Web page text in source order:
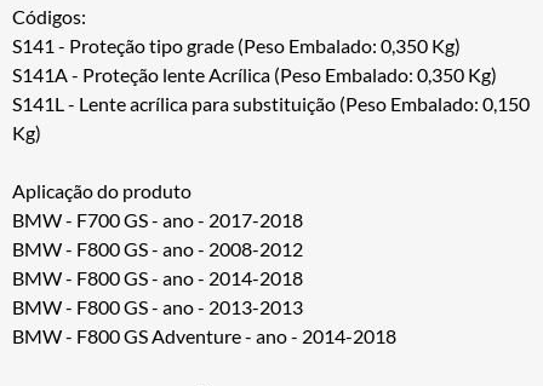
Códigos:
S141 - Proteção tipo grade (Peso Embalado: 0,350 Kg)
S141A - Proteção lente Acrílica (Peso Embalado: 0,350 Kg)
S141L - Lente acrílica para substituição (Peso Embalado: 0,150
Kg)
Aplicação do produto
BMW - F700 GS - ano - 2017-2018
BMW - F800 GS - ano - 2008-2012
BMW - F800 GS - ano - 2014-2018
BMW - F800 GS - ano - 2013-2013
BMW - F800 GS Adventure - ano - 2014-2018